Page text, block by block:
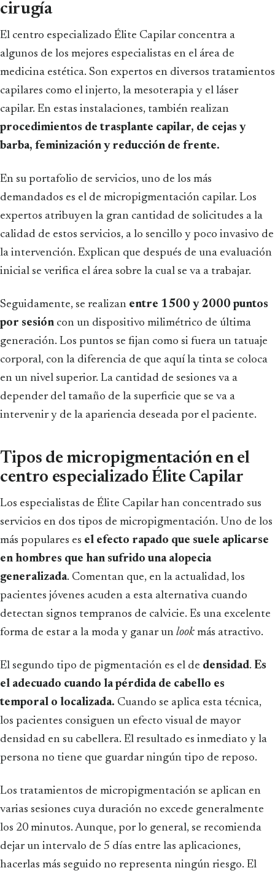
cirugía
El centro especializado Élite Capilar concentra a
algunos de los mejores especialistas en el área de
medicina estética. Son expertos en diversos tratamientos
capilares como el injerto, la mesoterapia y el láser
capilar. En estas instalaciones, también realizan
procedimientos de trasplante capilar, de cejas y
barba, feminización y reducción de frente.
En su portafolio de servicios, uno de los más
demandados es el de micropigmentación capilar. Los
expertos atribuyen la gran cantidad de solicitudes a la
calidad de estos servicios, a lo sencillo y poco invasivo de
la intervención. Explican que después de una evaluación
inicial se verifica el área sobre la cual se va a trabajar.
Seguidamente, se realizan entre 1500 y 2000 puntos
por sesión con un dispositivo milimétrico de última
generación. Los puntos se fijan como si fuera un tatuaje
corporal, con la diferencia de que aquí la tinta se coloca
en un nivel superior. La cantidad de sesiones va a
depender del tamaño de la superficie que se va a
intervenir y de la apariencia deseada por el paciente.
Tipos de micropigmentación en el
centro especializado Élite Capilar
Los especialistas de Élite Capilar han concentrado sus
servicios en dos tipos de micropigmentación. Uno de los
más populares es el efecto rapado que suele aplicarse
en hombres que han sufrido una alopecia
generalizada. Comentan que, en la actualidad, los
pacientes jóvenes acuden a esta alternativa cuando
detectan signos tempranos de calvicie. Es una excelente
forma de estar a la moda y ganar un look más atractivo.
El segundo tipo de pigmentación es el de densidad. Es
el adecuado cuando la pérdida de cabello es
temporal o localizada. Cuando se aplica esta técnica,
los pacientes consiguen un efecto visual de mayor
densidad en su cabellera. El resultado es inmediato y la
persona no tiene que guardar ningún tipo de reposo.
Los tratamientos de micropigmentación se aplican en
varias sesiones cuya duración no excede generalmente
los 20 minutos. Aunque, por lo general, se recomienda
dejar un intervalo de 5 días entre las aplicaciones,
hacerlas más seguido no representa ningún riesgo. El